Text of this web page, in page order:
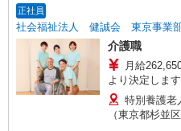
正社員
社会福祉法人 健誠会 東京事業
介護職
月給
より決定しま
円・処遇改善
手当 20,000円〜含む ▼別途手当
15,000円／月
特別養護
（東京都杉並